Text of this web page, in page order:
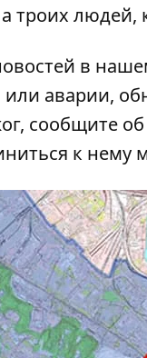
троих людей,
в
или аварии,
сообщите
к нему